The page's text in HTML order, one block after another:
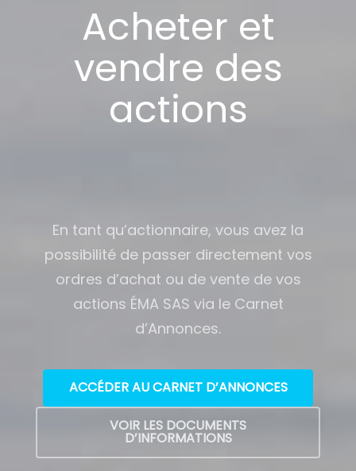
Acheter et
vendre des
actions
En tant qu’actionnaire, vous avez la
possibilité de passer directement vos
ordres d’achat ou de vente de vos
actions ÉMA SAS via le Carnet
d’Annonces.
ACCÉDER AU CARNET D’ANNONCES
VOIR LES DOCUMENTS
D’INFORMATIONS